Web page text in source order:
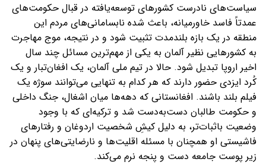
سیاست‌های نادرست کشورهای توسعه‌یافته در قبال حکومت‌های
عمدتاً فاسد خاورمیانه، باعث شده نابسامانی‌های مردم این
منطقه در یک بازه بلندمدت تثبیت شود و در نتیجه، موج مهاجرت
به کشورهایی نظیر آلمان به یکی از مهم‌ترین مسائل چند سال
اخیر اروپا تبدیل شود. حالا در تیم ملی آلمان، یک افغان‌تبار و یک
کُرد ایزدی حضور دارند که هر کدام به تنهایی می‌توانند سوژه یک
فیلم بلند باشند. افغانستانی که دهه‌ها میان اشغال، جنگ داخلی
و حکومت طالبان دست‌به‌دست شد و ترکیه‌ای که با وجود
وضعیت باثبات‌تر، به دلیل کیشِ شخصیت اردوغان و رفتارهای
فاشیستی او همچنان با مسئله اقلیت‌ها و نارضایتی‌های پنهان در
زیر پوست جامعه دست و پنجه نرم می‌کند.